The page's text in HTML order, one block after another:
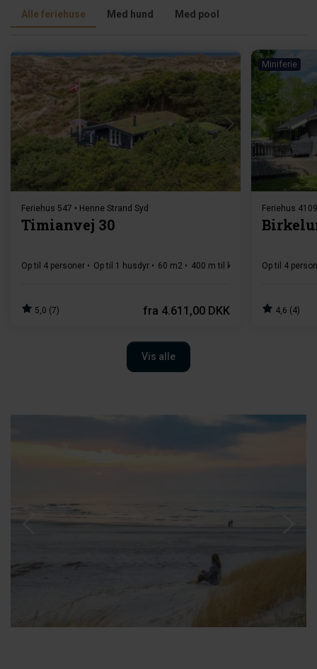
Alle feriehuse Med hund Med pool
Indlæser...
Feriehus 547 • Henne Strand Syd
Timianvej 30
Op til 4 personer Op til 1 husdyr 60 m2 400 m til kyst 2 soverum
5,0 (7) fra 4.611,00 DKK
Miniferie
Feriehus
Op til 4
4,6 (4)
Vis alle